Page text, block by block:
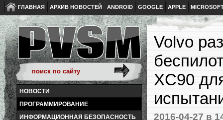
ГЛАВНАЯ АРХИВ НОВОСТЕЙ ANDROID GOOGLE APPLE
НОВОСТИ
ПРОГРАММИРОВАНИЕ
ИНФОРМАЦИОННАЯ БЕЗОПАСНОСТЬ
Volvo
XC90
2016-04-27 в